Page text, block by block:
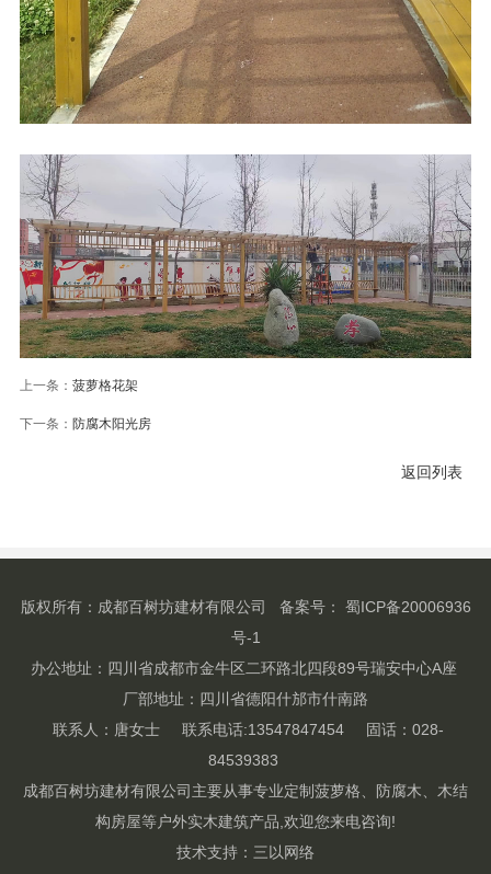
上一条： 菠萝格花架
下一条： 防腐木阳光房
返回列表
版权所有：成都百树坊建材有限公司 备案号： 蜀ICP备20006936
号-1
办公地址：四川省成都市金牛区二环路北四段89号瑞安中心A座
厂部地址：四川省德阳什邡市什南路
联系人：唐女士 联系电话:13547847454 固话：028-
84539383
成都百树坊建材有限公司主要从事专业定制菠萝格、防腐木、木结
构房屋等户外实木建筑产品,欢迎您来电咨询!
技术支持： 三以网络